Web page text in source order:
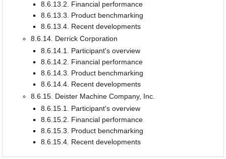
8.6.13.2. Financial performance
8.6.13.3. Product benchmarking
8.6.13.4. Recent developments
8.6.14. Derrick Corporation
8.6.14.1. Participant's overview
8.6.14.2. Financial performance
8.6.14.3. Product benchmarking
8.6.14.4. Recent developments
8.6.15. Deister Machine Company, Inc.
8.6.15.1. Participant's overview
8.6.15.2. Financial performance
8.6.15.3. Product benchmarking
8.6.15.4. Recent developments